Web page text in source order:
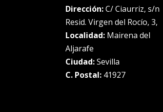
Dirección:C/ Ciaurriz, s/n
Resid. Virgen del Rocío, 3,
Localidad: Mairena del
Aljarafe
Ciudad:Sevilla
C. Postal: 41927